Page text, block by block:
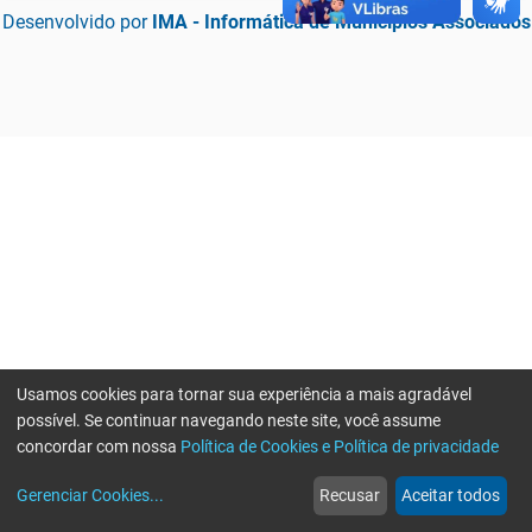
Desenvolvido por IMA - Informática de Municípios Associados
web
Notícias
more_horiz
Mais
Usamos cookies para tornar sua experiência a mais agradável
possível. Se continuar navegando neste site, você assume
concordar com nossa Política de Cookies e Política de privacidade
Gerenciar Cookies... Recusar Aceitar todos
Erro ao enviar informações, por favor tente novamente